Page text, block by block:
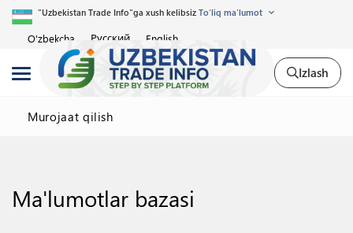
"Uzbekistan Trade Info"ga xush kelibsiz To'liq ma'lumot
O'zbekcha Русский English
Izlash
Murojaat qilish
Ma'lumotlar bazasi